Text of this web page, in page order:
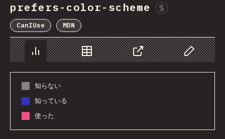
prefers-color-scheme
CanIUse MDN
チャート データ シェア Customize
知らない
知っている
使った